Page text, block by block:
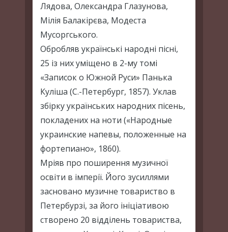
Лядова, Олександра Глазунова,
Мілія Балакірєва, Модеста
Мусоргського.
Обробляв українські народні пісні,
25 із них уміщено в 2-му томі
«Записок о Южной Руси» Панька
Куліша (С.-Петербург, 1857). Уклав
збірку українських народних пісень,
покладених на ноти («Народные
украинские напевы, положенные на
фортепиано», 1860).
Мріяв про поширення музичної
освіти в імперії. Його зусиллями
засновано музичне товариство в
Петербурзі, за його ініціативою
створено 20 відділень товариства,